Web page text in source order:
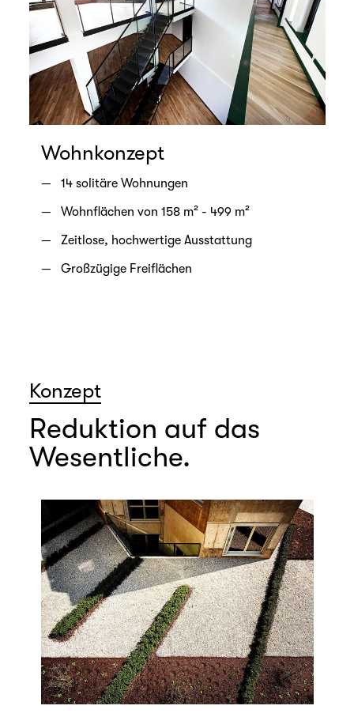
Wohnkonzept
14 solitäre Wohnungen
Wohnflächen von 158 m² - 499 m²
Zeitlose, hochwertige Ausstattung
Großzügige Freiflächen
Konzept
Reduktion auf das
Wesentliche.